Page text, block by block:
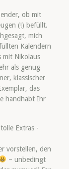
ob mit
(!) befüllt.
mich
Kalendern
mit Nikolaus
als genug
klassischer
das
handhabt Ihr
vorstellen, den
– unbedingt